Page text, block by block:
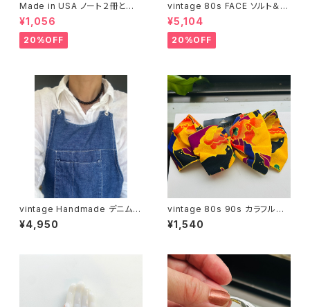
Made in USA ノート２冊とお
まけ
¥1,056
20%OFF
vintage 80s FACE ソルト＆ペ
ッパーシェイカー
¥5,104
20%OFF
vintage Handmade デニムエ
プロン
¥4,950
vintage 80s 90s カラフルリ
ボンバレッタ
¥1,540